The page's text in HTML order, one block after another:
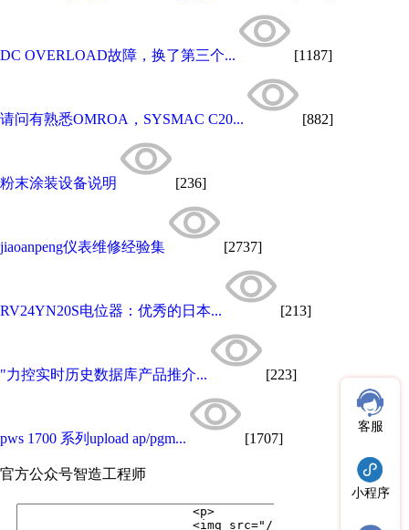
DC OVERLOAD故障，换了第三个... [1187]
请问有熟悉OMROA，SYSMAC C20... [882]
粉末涂装设备说明 [236]
jiaoanpeng仪表维修经验集 [2737]
RV24YN20S电位器：优秀的日本... [213]
"力控实时历史数据库产品推介... [223]
pws 1700 系列upload ap/pgm... [1707]
官方公众号智造工程师
客服
小程序